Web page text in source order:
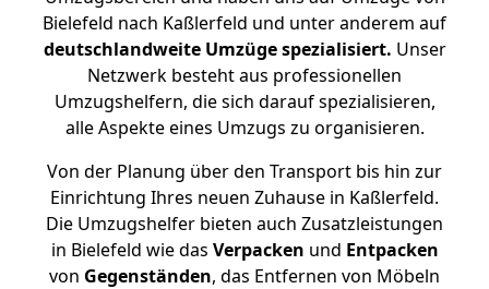
Bielefeld nach Kaßlerfeld und unter anderem auf
deutschlandweite Umzüge spezialisiert. Unser
Netzwerk besteht aus professionellen
Umzugshelfern, die sich darauf spezialisieren,
alle Aspekte eines Umzugs zu organisieren.
Von der Planung über den Transport bis hin zur
Einrichtung Ihres neuen Zuhause in Kaßlerfeld.
Die Umzugshelfer bieten auch Zusatzleistungen
in Bielefeld wie das Verpacken und Entpacken
von Gegenständen, das Entfernen von Möbeln